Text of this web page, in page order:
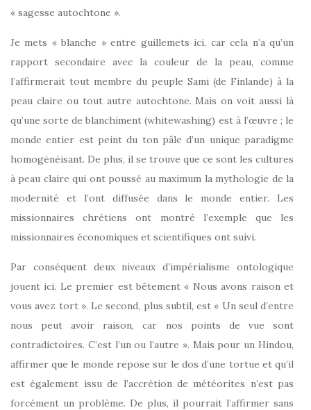
« sagesse autochtone ».
Je mets « blanche » entre guillemets ici, car cela n’a qu’un
rapport secondaire avec la couleur de la peau, comme
l’affirmerait tout membre du peuple Sami (de Finlande) à la
peau claire ou tout autre autochtone. Mais on voit aussi là
qu’une sorte de blanchiment (whitewashing) est à l’œuvre ; le
monde entier est peint du ton pâle d’un unique paradigme
homogénéisant. De plus, il se trouve que ce sont les cultures
à peau claire qui ont poussé au maximum la mythologie de la
modernité et l’ont diffusée dans le monde entier. Les
missionnaires chrétiens ont montré l’exemple que les
missionnaires économiques et scientifiques ont suivi.
Par conséquent deux niveaux d’impérialisme ontologique
jouent ici. Le premier est bêtement « Nous avons raison et
vous avez tort ». Le second, plus subtil, est « Un seul d’entre
nous peut avoir raison, car nos points de vue sont
contradictoires. C’est l’un ou l’autre ». Mais pour un Hindou,
affirmer que le monde repose sur le dos d’une tortue et qu’il
est également issu de l’accrétion de météorites n’est pas
forcément un problème. De plus, il pourrait l’affirmer sans